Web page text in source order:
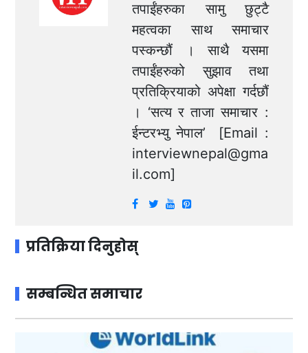
तपाईंहरुका सामु छुट्टै
महत्वका साथ समाचार
पस्कन्छौं । साथै यसमा
तपाईंहरुको सुझाव तथा
प्रतिक्रियाको अपेक्षा गर्दछौं
। ‘सत्य र ताजा समाचार :
ईन्टरभ्यु नेपाल’ [Email :
interviewnepal@gma
il.com]
प्रतिक्रिया दिनुहोस्
सम्बन्धित समाचार